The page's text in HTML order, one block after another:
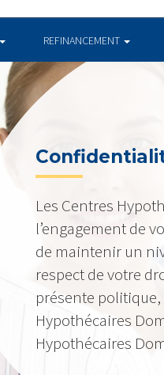
REFINANCEMENT
Les Centres
l’engagement de
de maintenir un
respect de votre
présente politique,
Hypothécaires
Hypothécaires